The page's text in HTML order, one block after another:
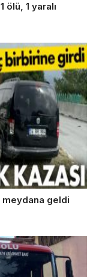
ölü, 1 yaralı
meydana geldi